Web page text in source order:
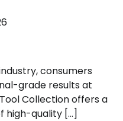
consumers
grade results at
Collection offers a
high-quality […]